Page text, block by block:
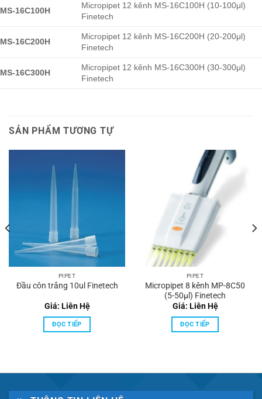
MS-16C100H
Micropipet 12 kênh MS-16C100H (10-100μl)
Finetech
MS-16C200H
Micropipet 12 kênh MS-16C200H (20-200μl)
Finetech
MS-16C300H
Micropipet 12 kênh MS-16C300H (30-300μl)
Finetech
SẢN PHẨM TƯƠNG TỰ
PIPET
Đầu côn trắng 10ul Finetech
Giá: Liên Hệ
ĐỌC TIẾP
PIPET
Micropipet 8 kênh MP-8C50
(5-50μl) Finetech
Giá: Liên Hệ
ĐỌC TIẾP